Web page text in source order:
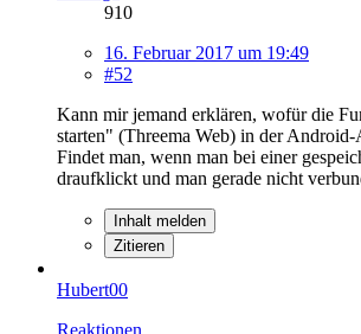
910
16. Februar 2017 um 19:49
#52
Kann mir jemand erklären, wofür die
starten" (Threema Web) in der Android-
Findet man, wenn man bei einer
draufklickt und man gerade nicht
Inhalt melden
Zitieren
Hubert00
Reaktionen